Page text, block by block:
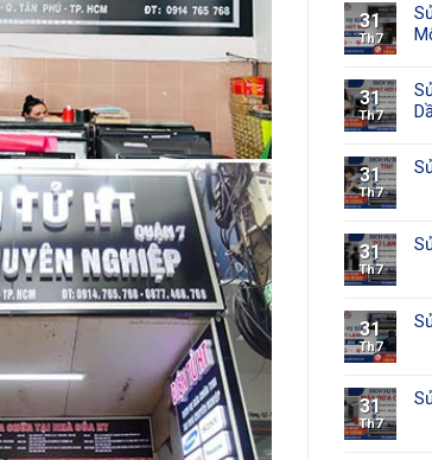
31
Th7
31
Th7
31
Th7
31
Th7
31
Th7
31
Th7